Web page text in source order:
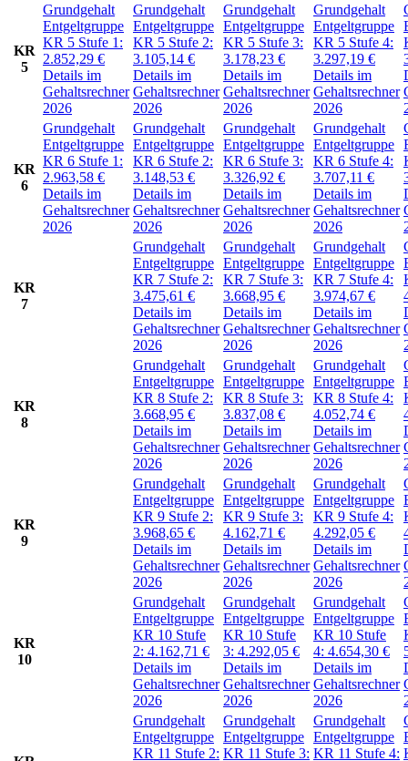
KR
5
Grundgehalt
Entgeltgruppe
KR 5 Stufe 1:
2.852,29 €
Details im
Gehaltsrechner
2026
Grundgehalt
Entgeltgruppe
KR 5 Stufe 2:
3.105,14 €
Details im
Gehaltsrechner
2026
Grundgehalt
Entgeltgruppe
KR 5 Stufe 3:
3.178,23 €
Details im
Gehaltsrechner
2026
Grundgehalt
Entgeltgruppe
KR 5 Stufe 4:
3.297,19 €
Details im
Gehaltsrechner
2026
KR
6
Grundgehalt
Entgeltgruppe
KR 6 Stufe 1:
2.963,58 €
Details im
Gehaltsrechner
2026
Grundgehalt
Entgeltgruppe
KR 6 Stufe 2:
3.148,53 €
Details im
Gehaltsrechner
2026
Grundgehalt
Entgeltgruppe
KR 6 Stufe 3:
3.326,92 €
Details im
Gehaltsrechner
2026
Grundgehalt
Entgeltgruppe
KR 6 Stufe 4:
3.707,11 €
Details im
Gehaltsrechner
2026
KR
7
Grundgehalt
Entgeltgruppe
KR 7 Stufe 2:
3.475,61 €
Details im
Gehaltsrechner
2026
Grundgehalt
Entgeltgruppe
KR 7 Stufe 3:
3.668,95 €
Details im
Gehaltsrechner
2026
Grundgehalt
Entgeltgruppe
KR 7 Stufe 4:
3.974,67 €
Details im
Gehaltsrechner
2026
KR
8
Grundgehalt
Entgeltgruppe
KR 8 Stufe 2:
3.668,95 €
Details im
Gehaltsrechner
2026
Grundgehalt
Entgeltgruppe
KR 8 Stufe 3:
3.837,08 €
Details im
Gehaltsrechner
2026
Grundgehalt
Entgeltgruppe
KR 8 Stufe 4:
4.052,74 €
Details im
Gehaltsrechner
2026
KR
9
Grundgehalt
Entgeltgruppe
KR 9 Stufe 2:
3.968,65 €
Details im
Gehaltsrechner
2026
Grundgehalt
Entgeltgruppe
KR 9 Stufe 3:
4.162,71 €
Details im
Gehaltsrechner
2026
Grundgehalt
Entgeltgruppe
KR 9 Stufe 4:
4.292,05 €
Details im
Gehaltsrechner
2026
KR
10
Grundgehalt
Entgeltgruppe
KR 10 Stufe
2: 4.162,71 €
Details im
Gehaltsrechner
2026
Grundgehalt
Entgeltgruppe
KR 10 Stufe
3: 4.292,05 €
Details im
Gehaltsrechner
2026
Grundgehalt
Entgeltgruppe
KR 10 Stufe
4: 4.654,30 €
Details im
Gehaltsrechner
2026
Grundgehalt
Entgeltgruppe
KR 11 Stufe 2:
Grundgehalt
Entgeltgruppe
KR 11 Stufe 3:
Grundgehalt
Entgeltgruppe
KR 11 Stufe 4: